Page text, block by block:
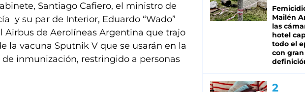
Santiago Cafiero, el ministro de
y su par de Interior, Eduardo “Wado”
Airbus de Aerolíneas Argentina que trajo
la vacuna Sputnik V que se usarán en la
inmunización, restringido a personas
Mailén
las
hotel
todo el
con gran